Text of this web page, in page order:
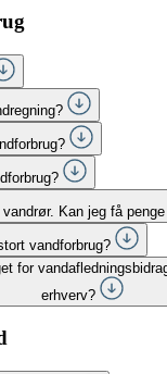
Kan jeg få
vandforbrug?
for
erhverv?